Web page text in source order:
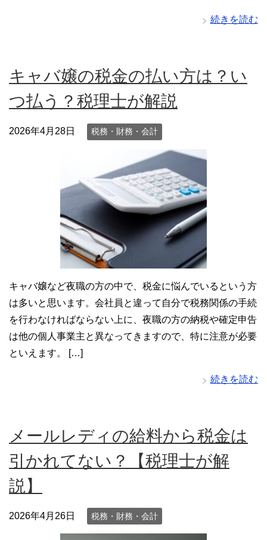
続きを読む
キャバ嬢の税金の払い方は？い
つ払う？税理士が解説
2026年4月28日 税務・財務・会計
キャバ嬢など夜職の方の中で、税金に悩んでいるという方
は多いと思います。会社員と違って自分で税務関係の手続
を行わなければならない上に、夜職の方の納税や確定申告
は他の個人事業主と異なってきますので、特に注意が必要
といえます。 […]
続きを読む
メールレディの給料から税金は
引かれてない？【税理士が解
説】
2026年4月26日 税務・財務・会計